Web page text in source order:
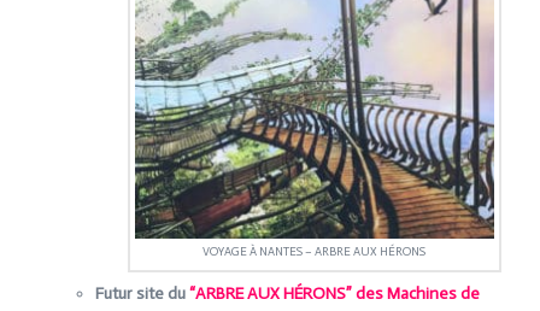
VOYAGE À NANTES – ARBRE AUX HÉRONS
Futur site du“ARBRE AUX HÉRONS” des Machines de